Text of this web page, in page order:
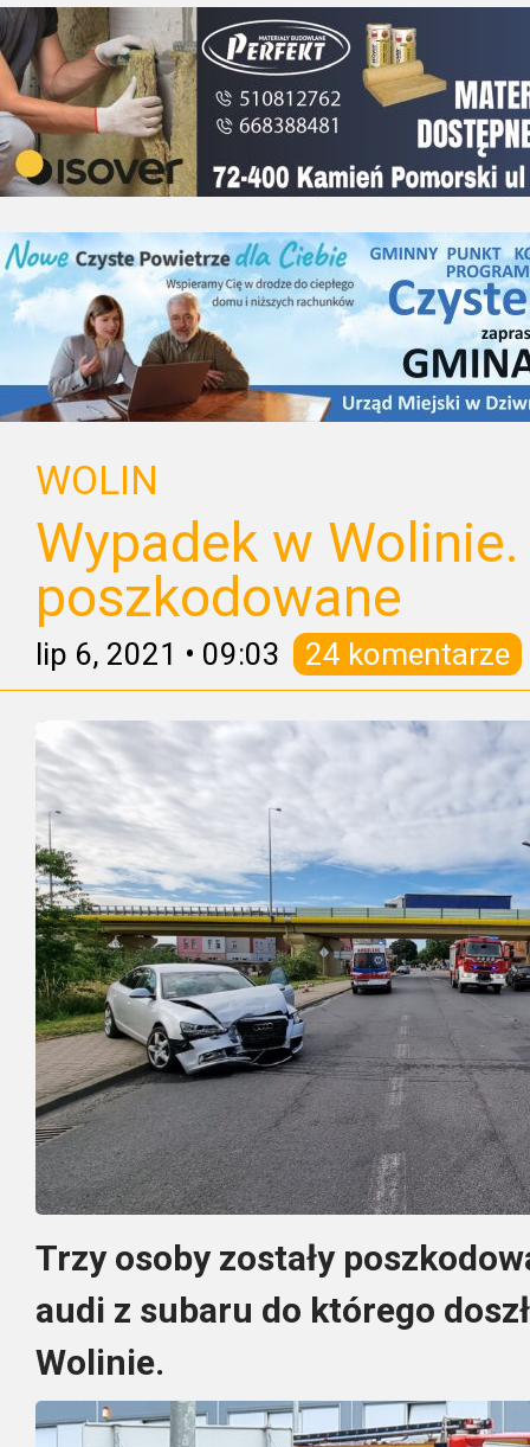
WOLIN
Wypadek w
poszkodowane
lip 6, 2021 • 09:03 24 komentarze
Trzy osoby zostały
audi z subaru do którego
Wolinie.